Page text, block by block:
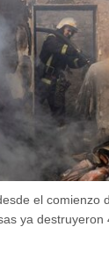
el comienzo
ya destruyeron